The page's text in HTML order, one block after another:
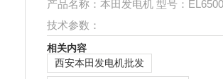
产品名称：本田发电机 型号：EL6500CXS
技术参数：
相关内容
西安本田发电机批发